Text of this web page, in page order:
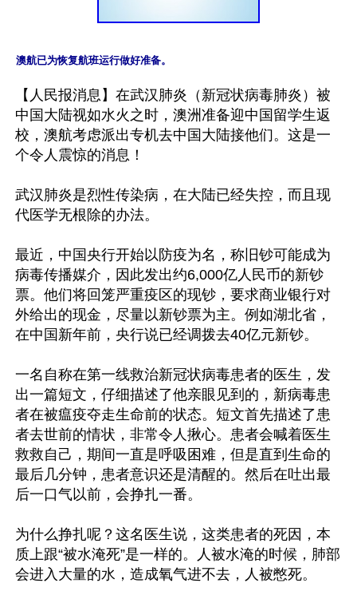
澳航已为恢复航班运行做好准备。
【人民报消息】在武汉肺炎（新冠状病毒肺炎）被
中国大陆视如水火之时，澳洲准备迎中国留学生返
校，澳航考虑派出专机去中国大陆接他们。这是一
个令人震惊的消息！
武汉肺炎是烈性传染病，在大陆已经失控，而且现
代医学无根除的办法。
最近，中国央行开始以防疫为名，称旧钞可能成为
病毒传播媒介，因此发出约6,000亿人民币的新钞
票。他们将回笼严重疫区的现钞，要求商业银行对
外给出的现金，尽量以新钞票为主。例如湖北省，
在中国新年前，央行说已经调拨去40亿元新钞。
一名自称在第一线救治新冠状病毒患者的医生，发
出一篇短文，仔细描述了他亲眼见到的，新病毒患
者在被瘟疫夺走生命前的状态。短文首先描述了患
者去世前的情状，非常令人揪心。患者会喊着医生
救救自己，期间一直是呼吸困难，但是直到生命的
最后几分钟，患者意识还是清醒的。然后在吐出最
后一口气以前，会挣扎一番。
为什么挣扎呢？这名医生说，这类患者的死因，本
质上跟“被水淹死”是一样的。人被水淹的时候，肺部
会进入大量的水，造成氧气进不去，人被憋死。